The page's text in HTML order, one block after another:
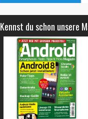
Kennst du schon unsere